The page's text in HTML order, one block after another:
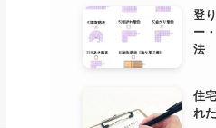
登
ー
法
住
れ